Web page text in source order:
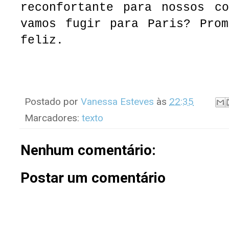
reconfortante para nossos
vamos fugir para Paris?
feliz.
Postado por Vanessa Esteves às 22:35
Marcadores: texto
Nenhum comentário:
Postar um comentário